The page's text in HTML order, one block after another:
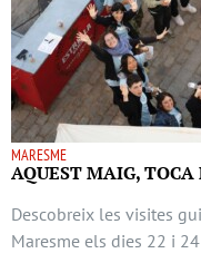
MARESME
AQUEST MAIG, TOCA
Descobreix les visites
Maresme els dies 22 i